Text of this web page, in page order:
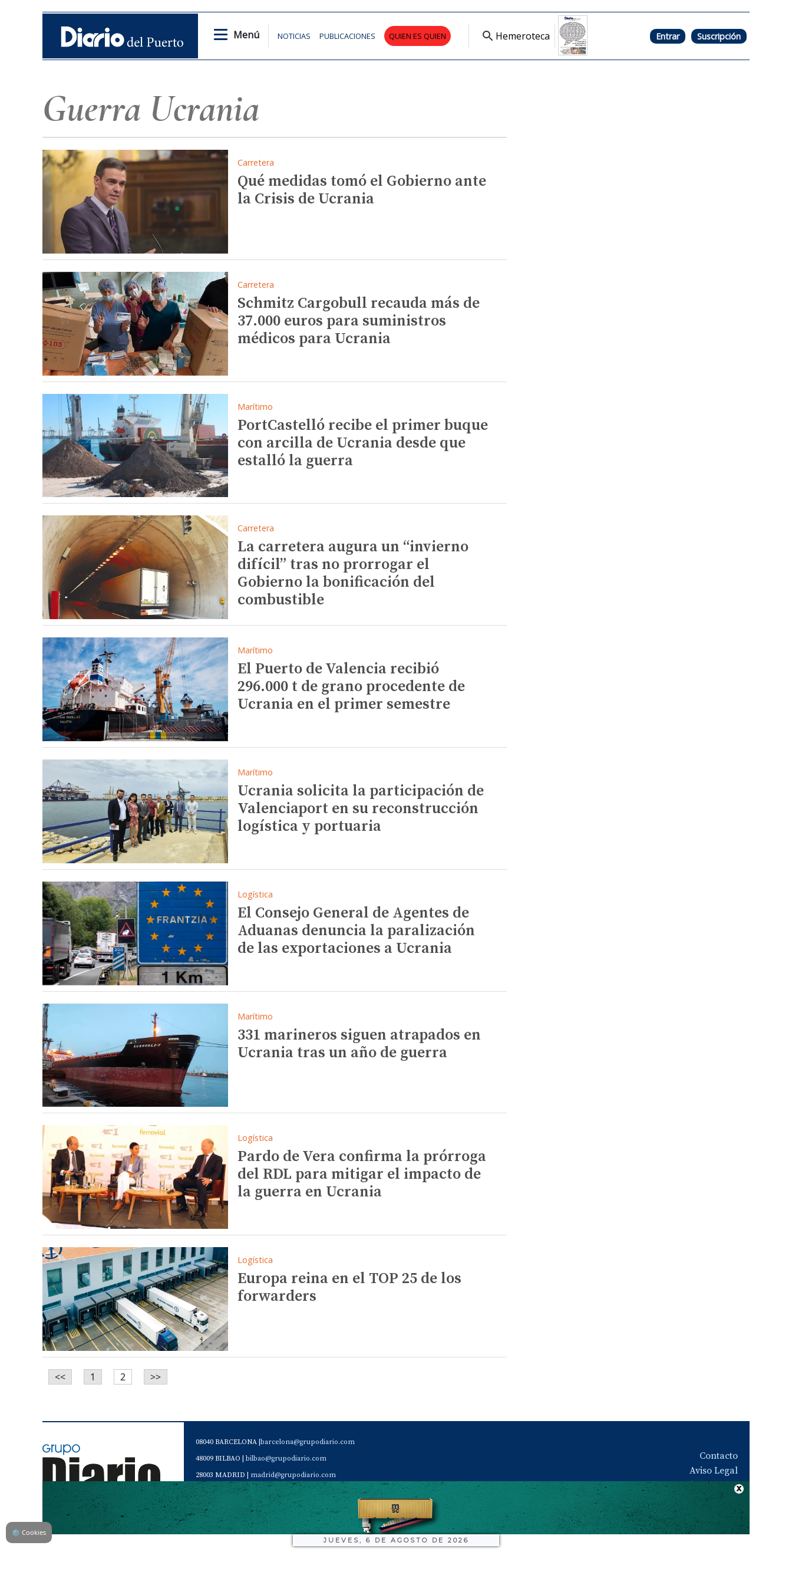
Menú NOTICIAS PUBLICACIONES QUIEN ES QUIEN Hemeroteca Entrar Suscripción
JUEVES, 6 DE AGOSTO DE 2026
Guerra Ucrania
Carretera
Qué medidas tomó el Gobierno ante
la Crisis de Ucrania
Carretera
Schmitz Cargobull recauda más de
37.000 euros para suministros
médicos para Ucrania
Marítimo
PortCastelló recibe el primer buque
con arcilla de Ucrania desde que
estalló la guerra
Carretera
La carretera augura un “invierno
difícil” tras no prorrogar el
Gobierno la bonificación del
combustible
Marítimo
El Puerto de Valencia recibió
296.000 t de grano procedente de
Ucrania en el primer semestre
Marítimo
Ucrania solicita la participación de
Valenciaport en su reconstrucción
logística y portuaria
Logística
El Consejo General de Agentes de
Aduanas denuncia la paralización
de las exportaciones a Ucrania
Marítimo
331 marineros siguen atrapados en
Ucrania tras un año de guerra
Logística
Pardo de Vera confirma la prórroga
del RDL para mitigar el impacto de
la guerra en Ucrania
Logística
Europa reina en el TOP 25 de los
forwarders
<< 1 2 >>
08040 BARCELONA | barcelona@grupodiario.com
48009 BILBAO | bilbao@grupodiario.com
28003 MADRID | madrid@grupodiario.com
46120 Alboraya. VALENCIA |
valencia@grupodiario.com
Servicio de Atención al Socio Suscriptor | sas@grupodiario.com
Teléfono de contacto de Diario del Puerto: 96 330 18 32
Contacto
Aviso Legal
Quiénes somos
Política de privacidad
⚙ Cookies